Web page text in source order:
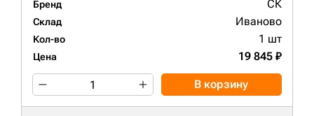
Бренд СК
Склад Иваново
Кол-во 1 шт
Цена 19 845 ₽
В корзину